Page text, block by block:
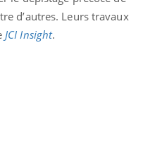
d’autres. Leurs travaux
JCI Insight.